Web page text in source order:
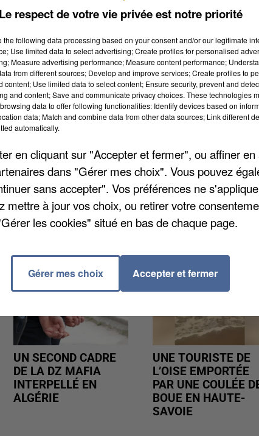
de-France. L'heure est à l'annonce du budget.
dans la sécurité des établissements.
de la Toussaint : lors de la récré, au moment
de lycée sera également formé aux premiers
les parents.
UN SECOND CADRE
DE LA DZ MAFIA
INTERPELLÉ EN
ALGÉRIE
UNE TOURISTE DE
L’OISE EMPORTÉE
PAR UNE COULÉE
BOUE EN HAUTE-
SAVOIE
Le respect de votre vie privée est notre priorité
the following data processing based on your consent and/or our legitimate
Use limited data to select advertising; Create profiles for personalised
Measure advertising performance; Measure content performance;
from different sources; Develop and improve services; Create profiles to
Use limited data to select content; Ensure security, prevent and
and content; Save and communicate privacy choices. These technologies
data to offer following functionalities: Identify devices based on
data; Match and combine data from other data sources; Link different
automatically.
en cliquant sur "Accepter et fermer", ou affiner
dans "Gérer mes choix". Vous pouvez
sans accepter". Vos préférences ne
mettre à jour vos choix, ou retirer votre
les cookies" situé en bas de chaque page.
Gérer mes choix Accepter et fermer